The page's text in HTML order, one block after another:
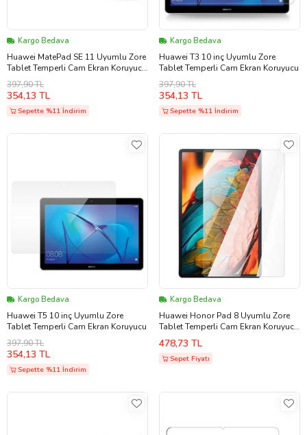
Kargo Bedava
Huawei MatePad SE 11 Uyumlu Zore
Tablet Temperli Cam Ekran Koruyucu
(Şeffaf)
397,90 TL
354,13 TL
Sepette %11 İndirim
Kargo Bedava
Huawei T3 10 inç Uyumlu Zore
Tablet Temperli Cam Ekran Koruyucu
397,90 TL
354,13 TL
Sepette %11 İndirim
Kargo Bedava
Huawei T5 10 inç Uyumlu Zore
Tablet Temperli Cam Ekran Koruyucu
397,90 TL
354,13 TL
Sepette %11 İndirim
Kargo Bedava
Huawei Honor Pad 8 Uyumlu Zore
Tablet Temperli Cam Ekran Koruyucu
(Renksiz)
478,73 TL
Sepet Fiyatı